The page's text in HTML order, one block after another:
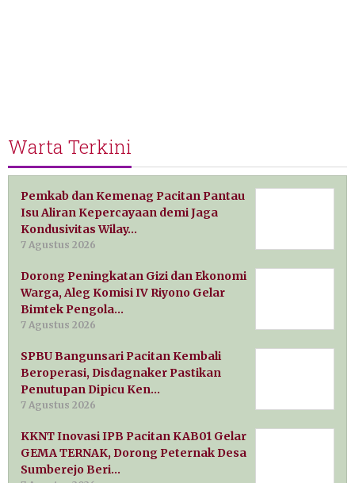
Warta Terkini
Pemkab dan Kemenag Pacitan Pantau
Isu Aliran Kepercayaan demi Jaga
Kondusivitas Wilay…
7 Agustus 2026
Dorong Peningkatan Gizi dan Ekonomi
Warga, Aleg Komisi IV Riyono Gelar
Bimtek Pengola…
7 Agustus 2026
SPBU Bangunsari Pacitan Kembali
Beroperasi, Disdagnaker Pastikan
Penutupan Dipicu Ken…
7 Agustus 2026
KKNT Inovasi IPB Pacitan KAB01 Gelar
GEMA TERNAK, Dorong Peternak Desa
Sumberejo Beri…